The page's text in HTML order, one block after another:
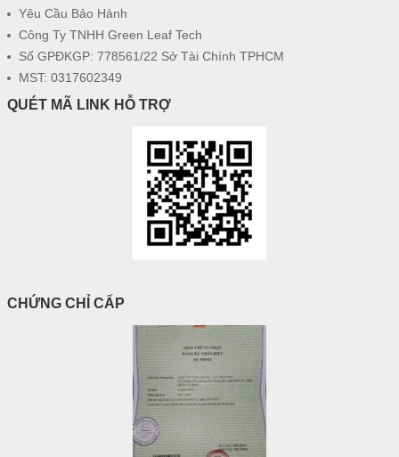
Yêu Cầu Bảo Hành
Công Ty TNHH Green Leaf Tech
Số GPĐKGP: 778561/22 Sở Tài Chính TPHCM
MST: 0317602349
QUÉT MÃ LINK HỖ TRỢ
CHỨNG CHỈ CẤP